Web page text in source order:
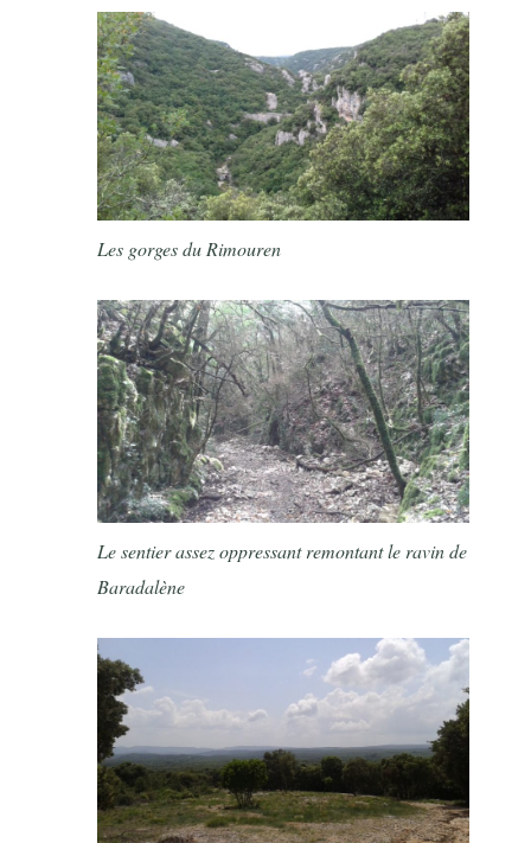
Les gorges du Rimouren
Le sentier assez oppressant remontant le ravin de
Baradalène